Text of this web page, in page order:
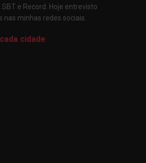
e Record. Hoje entrevisto
nas minhas redes sociais.
cidade